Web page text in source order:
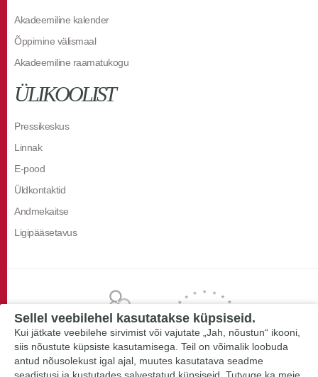
Akadeemiline kalender
Õppimine välismaal
Akadeemiline raamatukogu
ÜLIKOOLIST
Pressikeskus
Linnak
E-pood
Üldkontaktid
Andmekaitse
Ligipääsetavus
Sellel veebilehel kasutatakse küpsiseid.
Kui jätkate veebilehe sirvimist või vajutate „Jah, nõustun“ ikooni,
siis nõustute küpsiste kasutamisega. Teil on võimalik loobuda
antud nõusolekust igal ajal, muutes kasutatava seadme